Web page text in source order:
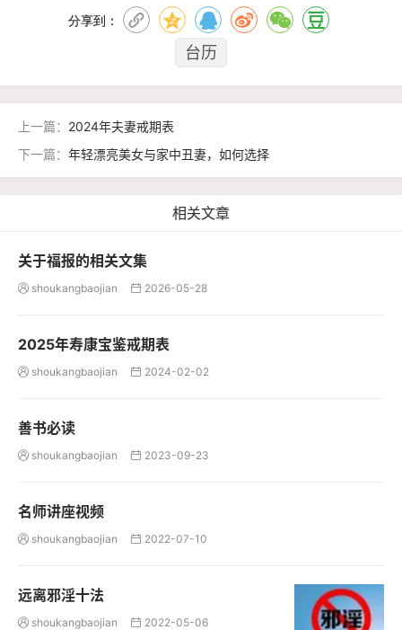
分享到：
台历
上一篇： 2024年夫妻戒期表
下一篇： 年轻漂亮美女与家中丑妻，如何选择
相关文章
关于福报的相关文集
 shoukangbaojian  2026-05-28
2025年寿康宝鉴戒期表
 shoukangbaojian  2024-02-02
善书必读
 shoukangbaojian  2023-09-23
名师讲座视频
 shoukangbaojian  2022-07-10
远离邪淫十法
 shoukangbaojian  2022-05-06